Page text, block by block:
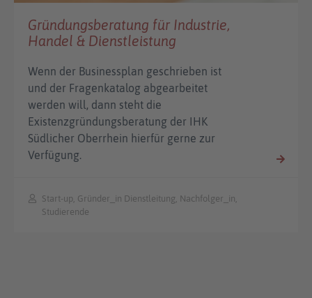
Gründungsberatung für Industrie,
Handel & Dienstleistung
Wenn der Businessplan geschrieben ist
und der Fragenkatalog abgearbeitet
werden will, dann steht die
Existenzgründungsberatung der IHK
Südlicher Oberrhein hierfür gerne zur
Verfügung.
Start-up, Gründer_in Dienstleitung, Nachfolger_in,
Studierende